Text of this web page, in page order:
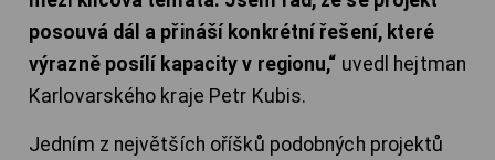
posouvá dál a přináší konkrétní řešení, které
výrazně posílí kapacity v regionu,“ uvedl hejtman
Karlovarského kraje Petr Kubis.
Jedním z největších oříšků podobných projektů